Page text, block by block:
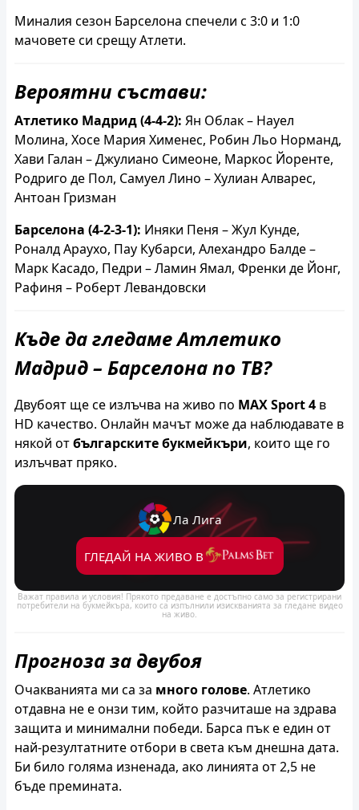
Миналия сезон Барселона спечели с 3:0 и 1:0
мачовете си срещу Атлети.
Вероятни състави:
Атлетико Мадрид (4-4-2): Ян Облак – Науел
Молина, Хосе Мария Хименес, Робин Льо Норманд,
Хави Галан – Джулиано Симеоне, Маркос Йоренте,
Родриго де Пол, Самуел Лино – Хулиан Алварес,
Антоан Гризман
Барселона (4-2-3-1): Иняки Пеня – Жул Кунде,
Роналд Араухо, Пау Кубарси, Алехандро Балде –
Марк Касадо, Педри – Ламин Ямал, Френки де Йонг,
Рафиня – Роберт Левандовски
Къде да гледаме Атлетико
Мадрид – Барселона по ТВ?
Двубоят ще се излъчва на живо по MAX Sport 4 в
HD качество. Онлайн мачът може да наблюдавате в
някой отбългарските букмейкъри, които ще го
излъчват пряко.
Ла Лига
ГЛЕДАЙ НА ЖИВО В
Важат правила и условия! Прякото предаване е достъпно само за регистрирани
потребители на букмейкъра, които са изпълнили изискванията за гледане видео
на живо.
Прогноза за двубоя
Очакванията ми са за много голове. Атлетико
отдавна не е онзи тим, който разчиташе на здрава
защита и минимални победи. Барса пък е един от
най-резултатните отбори в света към днешна дата.
Би било голяма изненада, ако линията от 2,5 не
бъде премината.